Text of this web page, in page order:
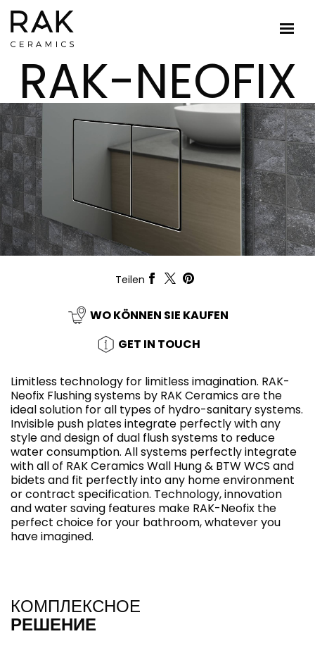
RAK-NEOFIX
Teilen
WO KÖNNEN SIE KAUFEN
GET IN TOUCH
Limitless technology for limitless imagination. RAK-
Neofix Flushing systems by RAK Ceramics are the
ideal solution for all types of hydro-sanitary systems.
Invisible push plates integrate perfectly with any
style and design of dual flush systems to reduce
water consumption. All systems perfectly integrate
with all of RAK Ceramics Wall Hung & BTW WCS and
bidets and fit perfectly into any home environment
or contract specification. Technology, innovation
and water saving features make RAK-Neofix the
perfect choice for your bathroom, whatever you
have imagined.
КОМПЛЕКСНОЕ
РЕШЕНИЕ